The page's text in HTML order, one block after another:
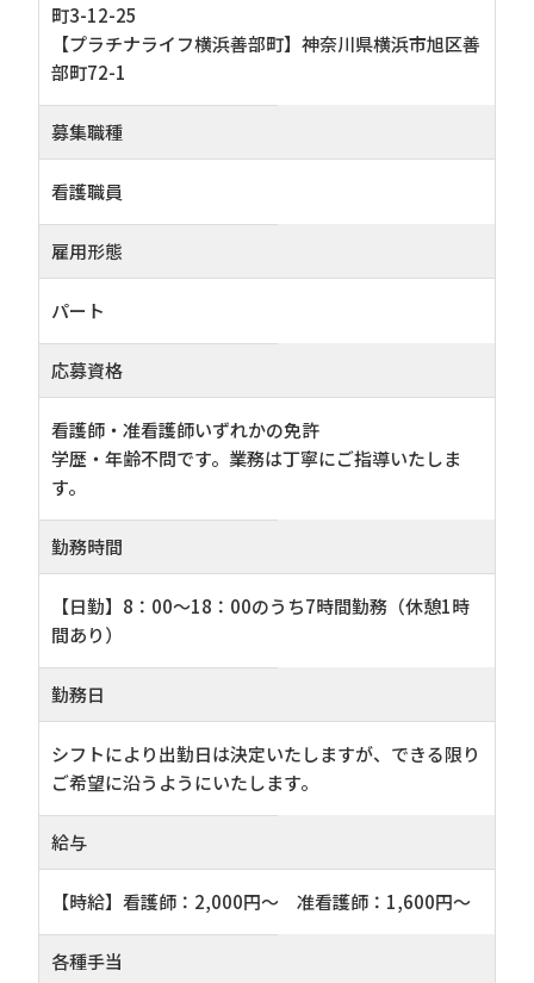
町3-12-25
【プラチナライフ横浜善部町】神奈川県横浜市旭区善
部町72-1
募集職種
看護職員
雇用形態
パート
応募資格
看護師・准看護師いずれかの免許
学歴・年齢不問です。業務は丁寧にご指導いたしま
す。
勤務時間
【日勤】8：00～18：00のうち7時間勤務（休憩1時
間あり）
勤務日
シフトにより出勤日は決定いたしますが、できる限り
ご希望に沿うようにいたします。
給与
【時給】看護師：2,000円～ 准看護師：1,600円～
各種手当